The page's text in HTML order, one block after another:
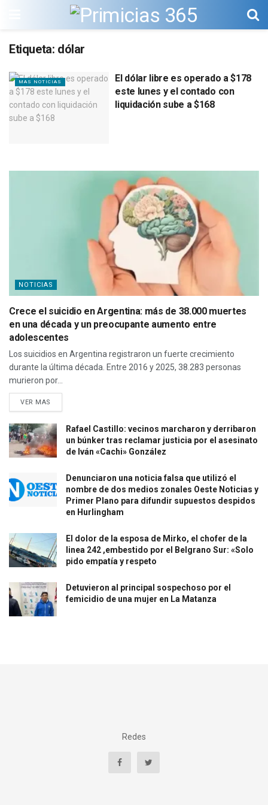
Etiqueta: dólar
MAS NOTICIAS
El dólar libre es operado a $178
este lunes y el contado con
liquidación sube a $168
NOTICIAS
Crece el suicidio en Argentina: más de 38.000 muertes
en una década y un preocupante aumento entre
adolescentes
Los suicidios en Argentina registraron un fuerte crecimiento
durante la última década. Entre 2016 y 2025, 38.283 personas
murieron por...
VER MAS
Rafael Castillo: vecinos marcharon y derribaron
un búnker tras reclamar justicia por el asesinato
de Iván «Cachi» González
Denunciaron una noticia falsa que utilizó el
nombre de dos medios zonales Oeste Noticias y
Primer Plano para difundir supuestos despidos
en Hurlingham
El dolor de la esposa de Mirko, el chofer de la
linea 242 ,embestido por el Belgrano Sur: «Solo
pido empatía y respeto
Detuvieron al principal sospechoso por el
femicidio de una mujer en La Matanza
Redes